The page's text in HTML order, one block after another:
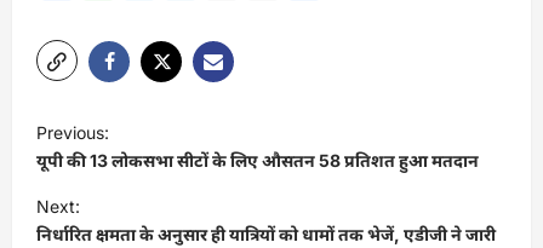
P
o
s
t
Previous:
यूपी की 13 लोकसभा सीटों के लिए औसतन 58 प्रतिशत हुआ मतदान
Next:
निर्धारित क्षमता के अनुसार ही यात्रियों को धामों तक भेजें, एडीजी ने जारी